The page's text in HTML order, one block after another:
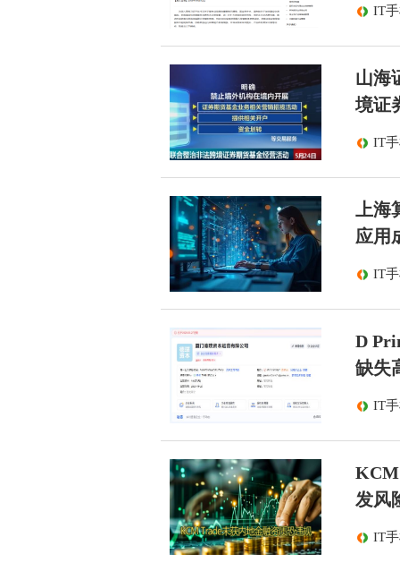
IT
山海
境证
IT
上海
应用
IT
D
缺失
IT
KCM
发风
IT